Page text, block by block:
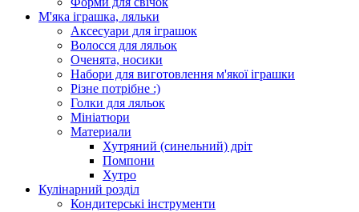
М'яка іграшка, ляльки
Аксесуари для іграшок
Волосся для ляльок
Оченята, носики
Набори для виготовлення м'якої іграшки
Різне потрібне :)
Голки для ляльок
Мініатюри
Материали
Хутряний (синельний) дріт
Помпони
Хутро
Кулінарний розділ
Кондитерські інструменти